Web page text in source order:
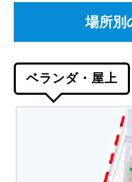
場所別
ベランダ・屋上